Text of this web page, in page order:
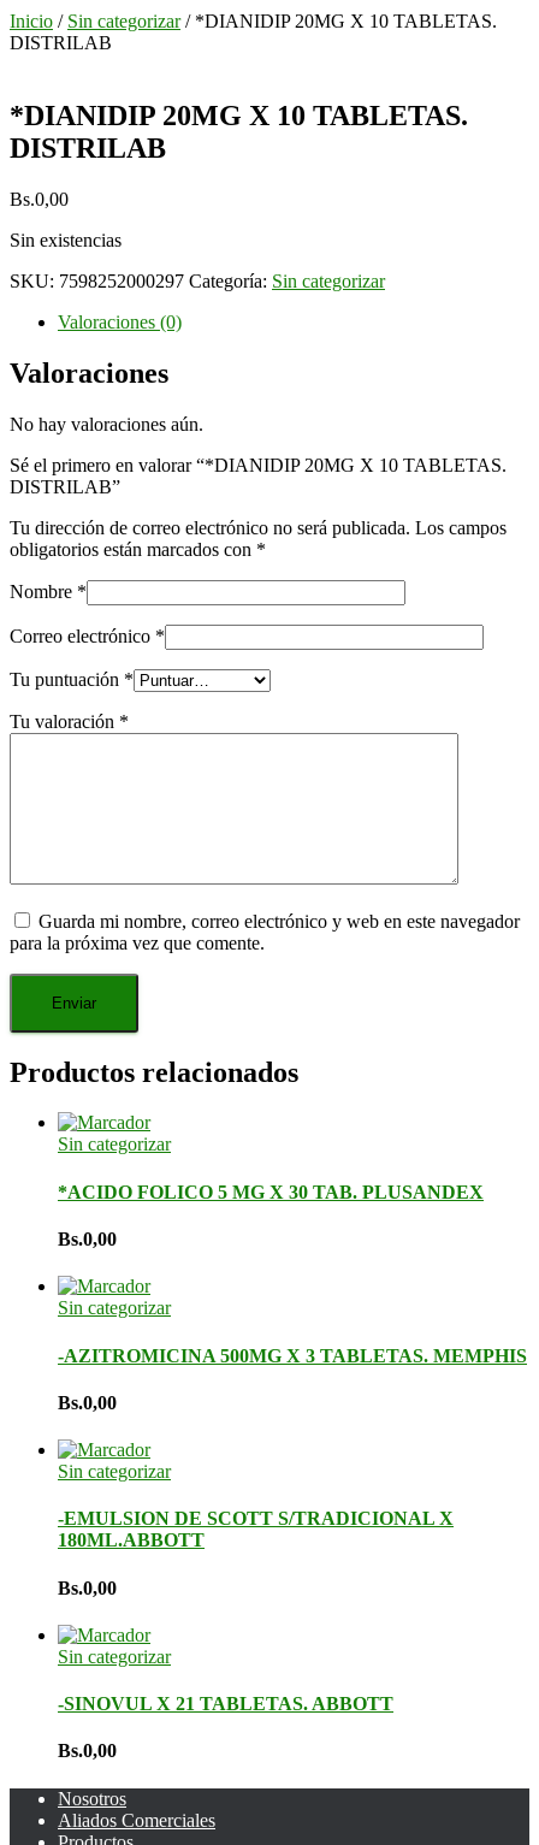
Inicio / Sin categorizar/ *DIANIDIP 20MG X 10 TABLETAS.
DISTRILAB
*DIANIDIP 20MG X 10 TABLETAS.
DISTRILAB
Bs.0,00
Sin existencias
SKU: 7598252000297 Categoría: Sin categorizar
Valoraciones (0)
Valoraciones
No hay valoraciones aún.
Sé el primero en valorar “*DIANIDIP 20MG X 10 TABLETAS.
DISTRILAB”
Tu dirección de correo electrónico no será publicada. Los campos
obligatorios están marcados con *
Nombre *
Correo electrónico *
Tu puntuación *
Tu valoración *
Guarda mi nombre, correo electrónico y web en este navegador
para la próxima vez que comente.
Productos relacionados
Sin categorizar
*ACIDO FOLICO 5 MG X 30 TAB. PLUSANDEX
Bs.0,00
Sin categorizar
-AZITROMICINA 500MG X 3 TABLETAS. MEMPHIS
Bs.0,00
Sin categorizar
-EMULSION DE SCOTT S/TRADICIONAL X
180ML.ABBOTT
Bs.0,00
Sin categorizar
-SINOVUL X 21 TABLETAS. ABBOTT
Bs.0,00
Nosotros
Aliados Comerciales